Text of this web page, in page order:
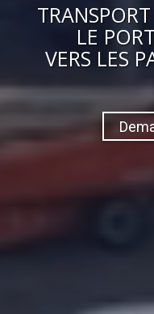
LE
VERS LES